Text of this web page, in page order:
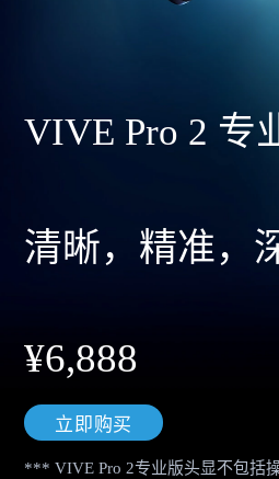
中
国
VIVE Pro 2 专
清晰，精准，
¥6,888
立即购买
*** VIVE Pro 2专业版头显不包括